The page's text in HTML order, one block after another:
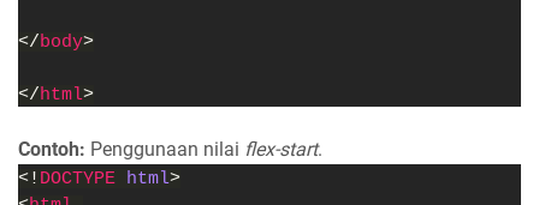
</body>
</html>
Contoh: Penggunaan nilai flex-start.
<! DOCTYPE html>